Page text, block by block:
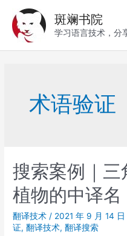
斑斓书院
学习语言技术，分
术语验证
搜索案例｜
植物的中译名
翻译技术 / 2021 年 9 月 14 日
证,翻译技术,翻译搜索